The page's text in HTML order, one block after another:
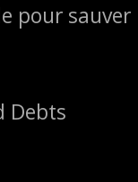
pour
Debts